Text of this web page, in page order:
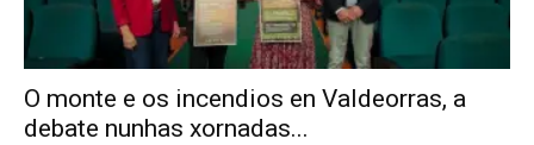
O monte e os incendios en Valdeorras, a
debate nunhas xornadas...